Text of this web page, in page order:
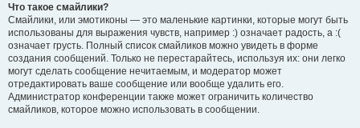
Что такое смайлики?
Смайлики, или эмотиконы — это маленькие картинки, которые могут быть
использованы для выражения чувств, например :) означает радость, а :(
означает грусть. Полный список смайликов можно увидеть в форме
создания сообщений. Только не перестарайтесь, используя их: они легко
могут сделать сообщение нечитаемым, и модератор может
отредактировать ваше сообщение или вообще удалить его.
Администратор конференции также может ограничить количество
смайликов, которое можно использовать в сообщении.